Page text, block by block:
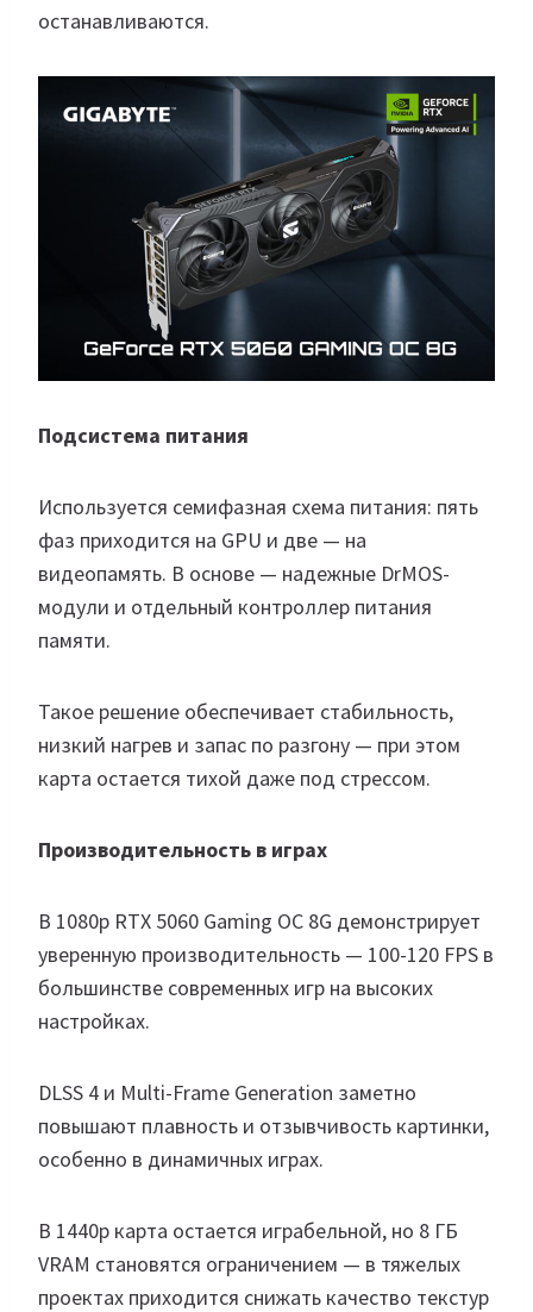
останавливаются.
Подсистема питания
Используется семифазная схема питания: пять
фаз приходится на GPU и две — на
видеопамять. В основе — надежные DrMOS-
модули и отдельный контроллер питания
памяти.
Такое решение обеспечивает стабильность,
низкий нагрев и запас по разгону — при этом
карта остается тихой даже под стрессом.
Производительность в играх
В 1080p RTX 5060 Gaming OC 8G демонстрирует
уверенную производительность — 100-120 FPS в
большинстве современных игр на высоких
настройках.
DLSS 4 и Multi-Frame Generation заметно
повышают плавность и отзывчивость картинки,
особенно в динамичных играх.
В 1440p карта остается играбельной, но 8 ГБ
VRAM становятся ограничением — в тяжелых
проектах приходится снижать качество текстур